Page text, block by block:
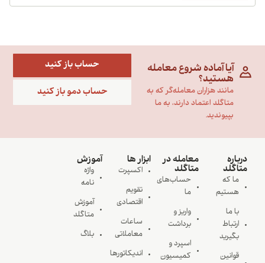
آیا آماده شروع معامله
هستید؟
مانند هزاران معامله‌گر که به
متاگلد اعتماد دارند، به ما
بپیوندید.
حساب باز کنید
حساب دمو باز کنید
درباره
متاگلد
ما که
هستیم
با ما
ارتباط
بگیرید
قوانین
معامله در
متاگلد
حساب‌های
ما
واریز و
برداشت
اسپرد و
کمیسیون
ابزار ها
اکسپرت
تقویم
اقتصادی
ساعات
معاملاتی
اندیکاتورها
آموزش
واژه
نامه
آموزش
متاگلد
بلاگ